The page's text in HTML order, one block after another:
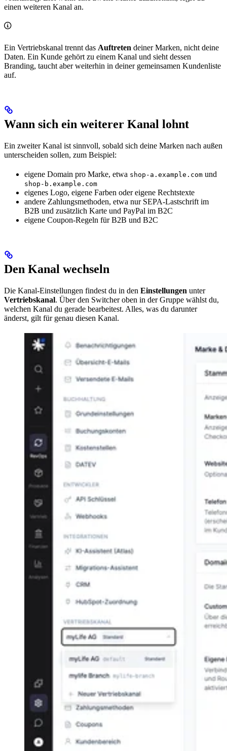
einen weiteren Kanal an.
Ein Vertriebskanal trennt das Auftreten deiner Marken, nicht deine
Daten. Ein Kunde gehört zu einem Kanal und sieht dessen
Branding, taucht aber weiterhin in deiner gemeinsamen Kundenliste
auf.
Wann sich ein weiterer Kanal lohnt
Ein zweiter Kanal ist sinnvoll, sobald sich deine Marken nach außen
unterscheiden sollen, zum Beispiel:
eigene Domain pro Marke, etwa shop-a.example.com und
shop-b.example.com
eigenes Logo, eigene Farben oder eigene Rechtstexte
andere Zahlungsmethoden, etwa nur SEPA-Lastschrift im
B2B und zusätzlich Karte und PayPal im B2C
eigene Coupon-Regeln für B2B und B2C
Den Kanal wechseln
Die Kanal-Einstellungen findest du in den Einstellungen unter
Vertriebskanal. Über den Switcher oben in der Gruppe wählst du,
welchen Kanal du gerade bearbeitest. Alles, was du darunter
änderst, gilt für genau diesen Kanal.